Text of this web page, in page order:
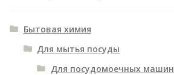
Бытовая химия
Для мытья посуды
Для посудомоечных машин